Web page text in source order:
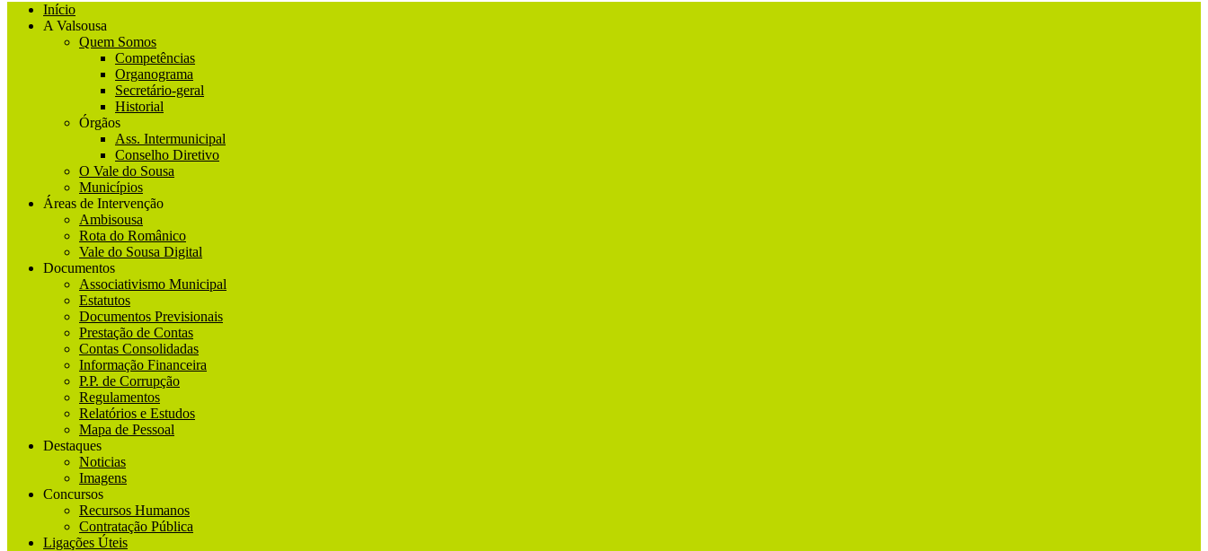
Início
A Valsousa
Quem Somos
Competências
Organograma
Secretário-geral
Historial
Órgãos
Ass. Intermunicipal
Conselho Diretivo
O Vale do Sousa
Municípios
Áreas de Intervenção
Ambisousa
Rota do Românico
Vale do Sousa Digital
Documentos
Associativismo Municipal
Estatutos
Documentos Previsionais
Prestação de Contas
Contas Consolidadas
Informação Financeira
P.P. de Corrupção
Regulamentos
Relatórios e Estudos
Mapa de Pessoal
Destaques
Noticias
Imagens
Concursos
Recursos Humanos
Contratação Pública
Ligações Úteis